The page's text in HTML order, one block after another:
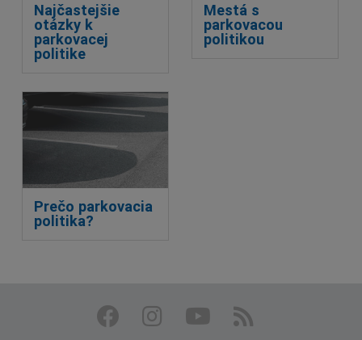
Najčastejšie
otázky k
parkovacej
politike
Mestá s
parkovacou
politikou
Prečo parkovacia
politika?